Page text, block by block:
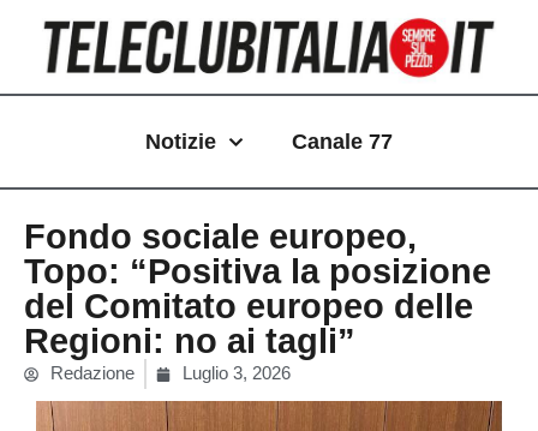
contenuto
Notizie Canale 77
Fondo sociale europeo,
Topo: “Positiva la posizione
del Comitato europeo delle
Regioni: no ai tagli”
Redazione Luglio 3, 2026